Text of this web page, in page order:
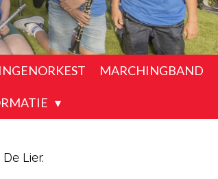
MARCHINGBAND
Lier.